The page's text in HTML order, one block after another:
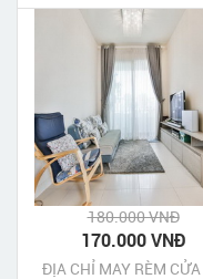
180.000 VNĐ
170.000 VNĐ
ĐỊA CHỈ MAY RÈM